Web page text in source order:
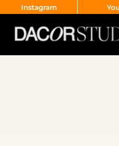
Instagram